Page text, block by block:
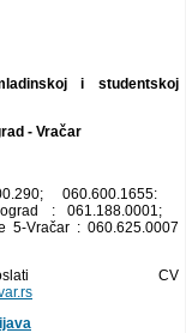
i studentskoj
- Vračar
060.600.1655:
: 061.188.0001;
Vračar : 060.625.0007
CV